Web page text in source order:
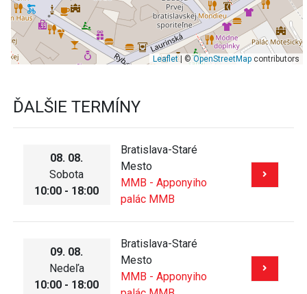
Leaflet| ©OpenStreetMapcontributors
ĎALŠIE TERMÍNY
08. 08.
Sobota
10:00 - 18:00
Bratislava-Staré
Mesto
MMB - Apponyiho
palác MMB
09. 08.
Nedeľa
10:00 - 18:00
Bratislava-Staré
Mesto
MMB - Apponyiho